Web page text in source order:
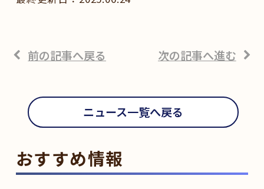
前の記事へ戻る 次の記事へ進む
ニュース一覧へ戻る
おすすめ情報